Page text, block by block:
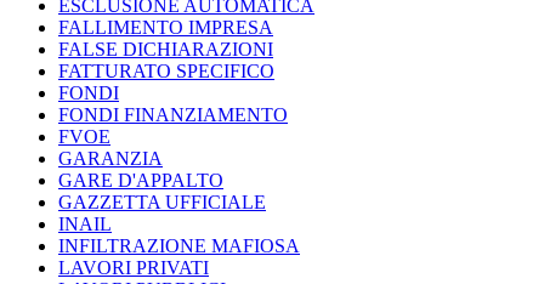
ESCLUSIONE AUTOMATICA
FALLIMENTO IMPRESA
FALSE DICHIARAZIONI
FATTURATO SPECIFICO
FONDI
FONDI FINANZIAMENTO
FVOE
GARANZIA
GARE D'APPALTO
GAZZETTA UFFICIALE
INAIL
INFILTRAZIONE MAFIOSA
LAVORI PRIVATI